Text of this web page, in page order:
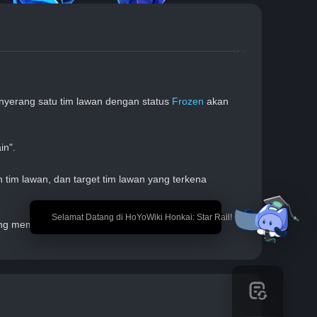
🎉 Selamat Datang di HoYoWiki Honkai: Star Rail!
satu tim lawan dengan status Frozen akan
tim lawan, dan target tim lawan yang terkena
membuat rekan tim yang terserang memasuki